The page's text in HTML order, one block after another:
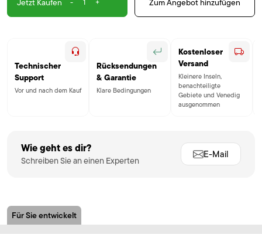
Jetzt Kaufen Zum Angebot hinzufügen
Technischer
Support
Vor und nach dem Kauf
Rücksendungen
& Garantie
Klare Bedingungen
Kostenloser
Versand
Kleinere Inseln,
benachteiligte
Gebiete und Venedig
ausgenommen
Wie geht es dir?
Schreiben Sie an einen Experten
E-Mail
Für Sie entwickelt